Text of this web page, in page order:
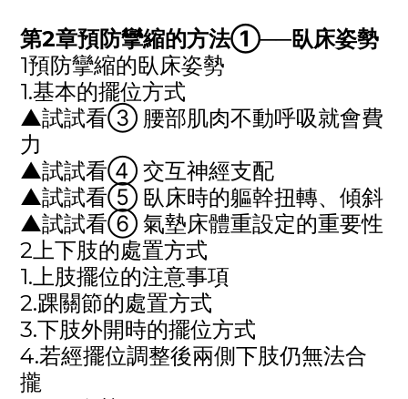
第2章預防攣縮的方法①──臥床姿勢
1預防攣縮的臥床姿勢
1.基本的擺位方式
▲試試看③ 腰部肌肉不動呼吸就會費
力
▲試試看④ 交互神經支配
▲試試看⑤ 臥床時的軀幹扭轉、傾斜
▲試試看⑥ 氣墊床體重設定的重要性
2上下肢的處置方式
1.上肢擺位的注意事項
2.踝關節的處置方式
3.下肢外開時的擺位方式
4.若經擺位調整後兩側下肢仍無法合
攏